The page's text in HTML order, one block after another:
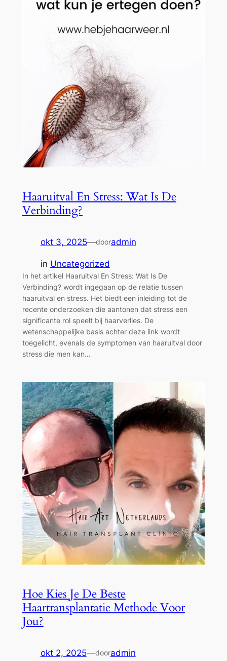
Haaruitval En Stress: Wat Is De
Verbinding?
okt 3, 2025—dooradmin
in Uncategorized
In het artikel Haaruitval En Stress: Wat Is De
Verbinding? wordt ingegaan op de relatie tussen
haaruitval en stress. Het biedt een inleiding tot de
recente onderzoeken die aantonen dat stress een
significante rol speelt bij haarverlies. De
wetenschappelijke basis achter deze link wordt
toegelicht, evenals de symptomen van haaruitval door
stress die men kan…
Hoe Kies Je De Beste
Haartransplantatie Methode Voor
Jou?
okt 2, 2025—dooradmin